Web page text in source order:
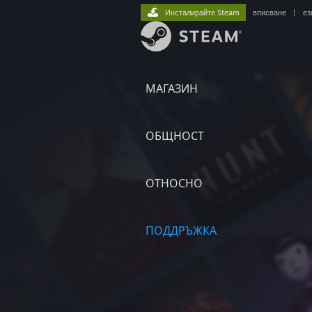
МАГАЗИН
ОБЩНОСТ
ОТНОСНО
ПОДДРЪЖКА
Инсталирайте Steam вписване